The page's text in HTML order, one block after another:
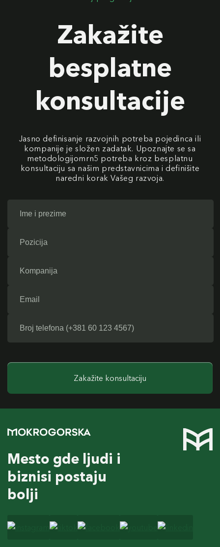
Zakažite
besplatne
konsultacije
Jasno definisanje razvojnih potreba pojedinca ili
kompanije je složen zadatak. Upoznajte se sa
metodologijomrn5 potreba kroz besplatnu
konsultaciju sa našim predstavnicima i definišite
naredni korak Vašeg razvoja.
Zakažite konsultaciju
Mesto gde ljudi i
biznisi postaju
bolji